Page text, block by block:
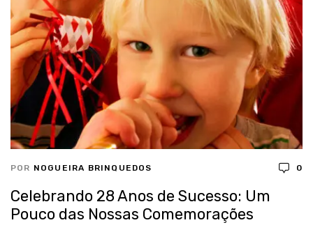
POR NOGUEIRA BRINQUEDOS 0
Celebrando 28 Anos de Sucesso: Um
Pouco das Nossas Comemorações